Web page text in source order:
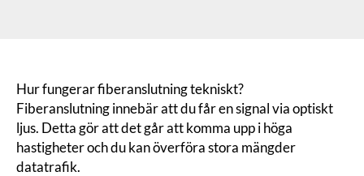
Hur fungerar fiberanslutning tekniskt?
Fiberanslutning innebär att du får en signal via optiskt
ljus. Detta gör att det går att komma upp i höga
hastigheter och du kan överföra stora mängder
datatrafik.